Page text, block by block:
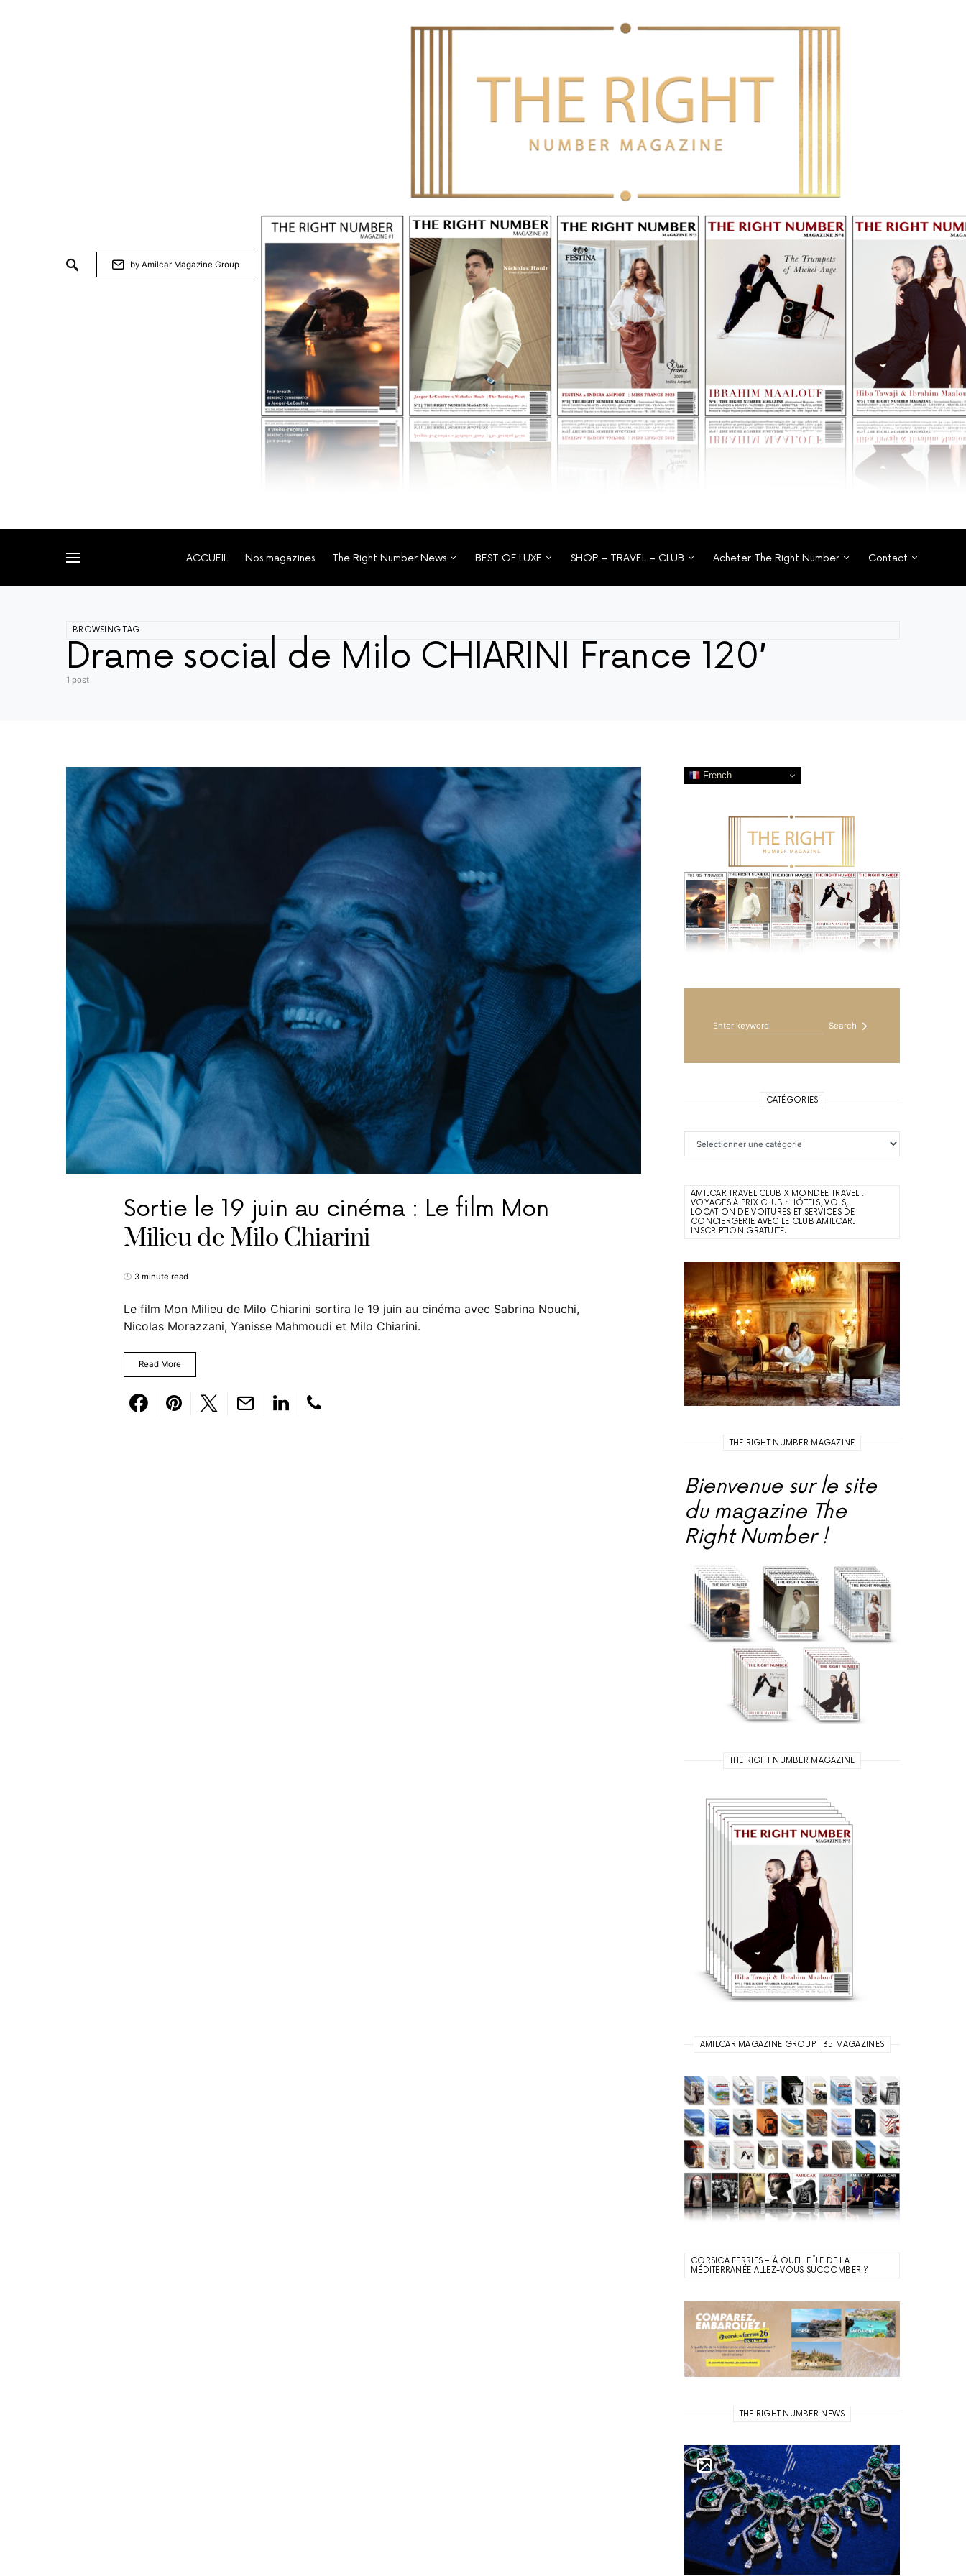
by Amilcar Magazine Group
ACCUEIL Nos magazines The Right Number News BEST OF LUXE SHOP – TRAVEL – CLUB Acheter The Right Number Contact
BROWSING TAG
Drame social de Milo CHIARINI France 120′
1 post
Sortie le 19 juin au cinéma : Le film Mon
Milieu de Milo Chiarini
3 minute read
Le film Mon Milieu de Milo Chiarini sortira le 19 juin au cinéma avec Sabrina Nouchi,
Nicolas Morazzani, Yanisse Mahmoudi et Milo Chiarini.
Read More
French
Search
CATÉGORIES
AMILCAR TRAVEL CLUB X MONDEE TRAVEL :
VOYAGES À PRIX CLUB : HÔTELS, VOLS,
LOCATION DE VOITURES ET SERVICES DE
CONCIERGERIE AVEC LE CLUB AMILCAR.
INSCRIPTION GRATUITE.
THE RIGHT NUMBER MAGAZINE
Bienvenue sur le site
du magazine The
Right Number !
THE RIGHT NUMBER MAGAZINE
AMILCAR MAGAZINE GROUP | 35 MAGAZINES
CORSICA FERRIES – À QUELLE ÎLE DE LA
MÉDITERRANÉE ALLEZ-VOUS SUCCOMBER ?
THE RIGHT NUMBER NEWS